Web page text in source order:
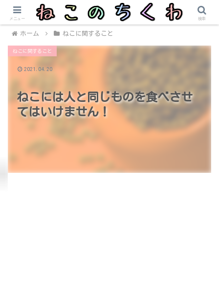
ホーム ねこに関すること
ねこには人と同じものを食べさせ
てはいけません！
ねこに関すること
2021.04.20
メニュー 検索